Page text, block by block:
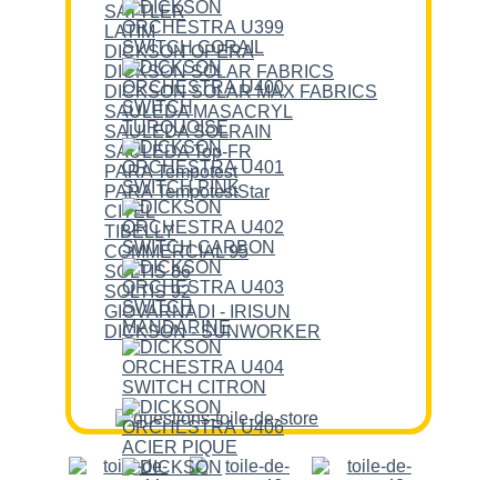
SATTLER
LATIM
DICKSON OPERA
DICKSON SOLAR FABRICS
DICKSON SOLAR MAX FABRICS
SAULEDA MASACRYL
SAULEDA SOLRAIN
SAULEDA Top-FR
PARA Tempotest
PARA TempotestStar
CITEL
TIBELLY
COMMERCIAL 95
SOLTIS 86
SOLTIS 92
GIOVARNADI - IRISUN
DICKSON - SUNWORKER